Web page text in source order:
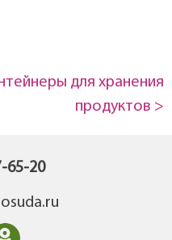
для хранения
продуктов >
65-20